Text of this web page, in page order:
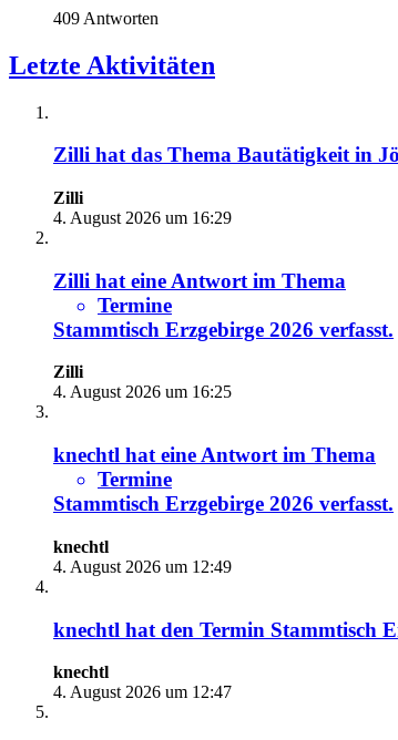
409 Antworten
Letzte Aktivitäten
Zilli hat das Thema Bautätigkeit in
Zilli
4. August 2026 um 16:29
Zilli hat eine Antwort im Thema
Termine
Stammtisch Erzgebirge 2026 verfasst.
Zilli
4. August 2026 um 16:25
knechtl hat eine Antwort im Thema
Termine
Stammtisch Erzgebirge 2026 verfasst.
knechtl
4. August 2026 um 12:49
knechtl hat den Termin Stammtisch
knechtl
4. August 2026 um 12:47